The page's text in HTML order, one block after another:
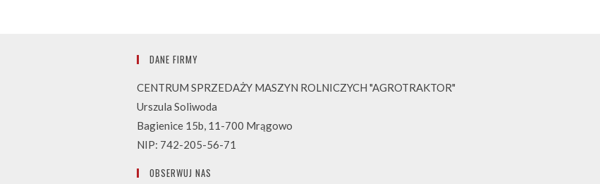
DANE FIRMY
CENTRUM SPRZEDAŻY MASZYN ROLNICZYCH "AGROTRAKTOR"
Urszula Soliwoda
Bagienice 15b, 11-700 Mrągowo
NIP: 742-205-56-71
OBSERWUJ NAS